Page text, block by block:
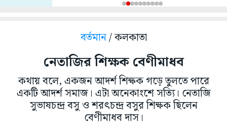
বর্তমান/ কলকাতা
নেতাজির শিক্ষক বেণীমাধব
কথায় বলে, একজন আদর্শ শিক্ষক গড়ে তুলতে পারে
একটি আদর্শ সমাজ। এটা অনেকাংশে সত্যি। নেতাজি
সুভাষচন্দ্র বসু ও শরৎচন্দ্র বসুর শিক্ষক ছিলেন
বেণীমাধব দাস।